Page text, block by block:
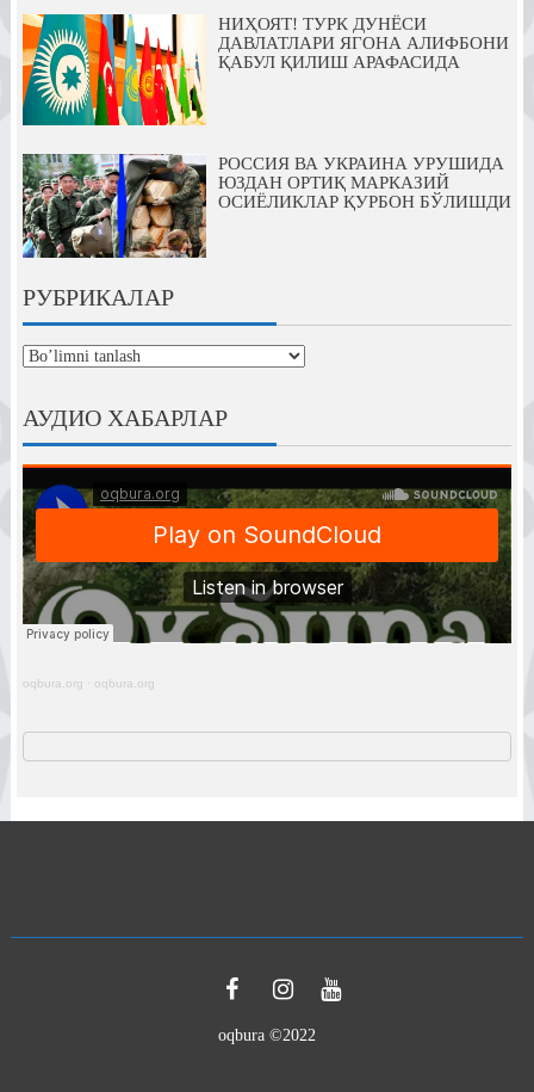
НИҲОЯТ! ТУРК ДУНЁСИ
ДАВЛАТЛАРИ ЯГОНА АЛИФБОНИ
ҚАБУЛ ҚИЛИШ АРАФАСИДА
РОССИЯ ВА УКРАИНА УРУШИДА
ЮЗДАН ОРТИҚ МАРКАЗИЙ
ОСИЁЛИКЛАР ҚУРБОН БЎЛИШДИ
РУБРИКАЛАР
рубрикалар
АУДИО ХАБАРЛАР
oqbura.org · oqbura.org
oqbura ©2022